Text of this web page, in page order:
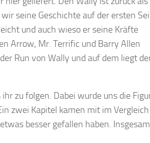
seine Geschichte auf der ersten
und auch wieso er seine Kräfte
Arrow, Mr. Terrific und Barry Allen
Run von Wally und auf dem liegt
zu folgen. Dabei wurde uns die
zwei Kapitel kamen mit im Vergleich
besser gefallen haben.